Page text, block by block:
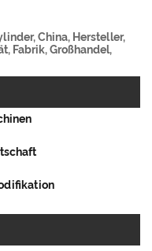
China, Hersteller,
Fabrik, Großhandel,